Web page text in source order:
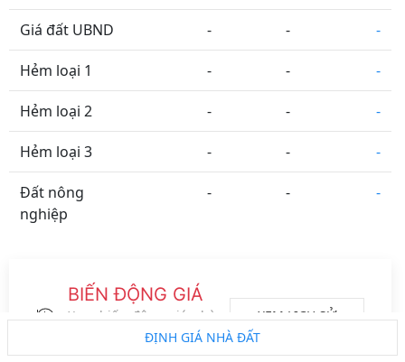
Giá đất UBND - - -
Hẻm loại 1 - - -
Hẻm loại 2 - - -
Hẻm loại 3 - - -
Đất nông
nghiệp
- - -
BIẾN ĐỘNG GIÁ
Xem biến động giá nhà
đất của khu vực này
trong 2 năm gần nhất
XEM LỊCH SỬ
ĐỊNH GIÁ NHÀ ĐẤT
Metro ĐS CT Vành đai